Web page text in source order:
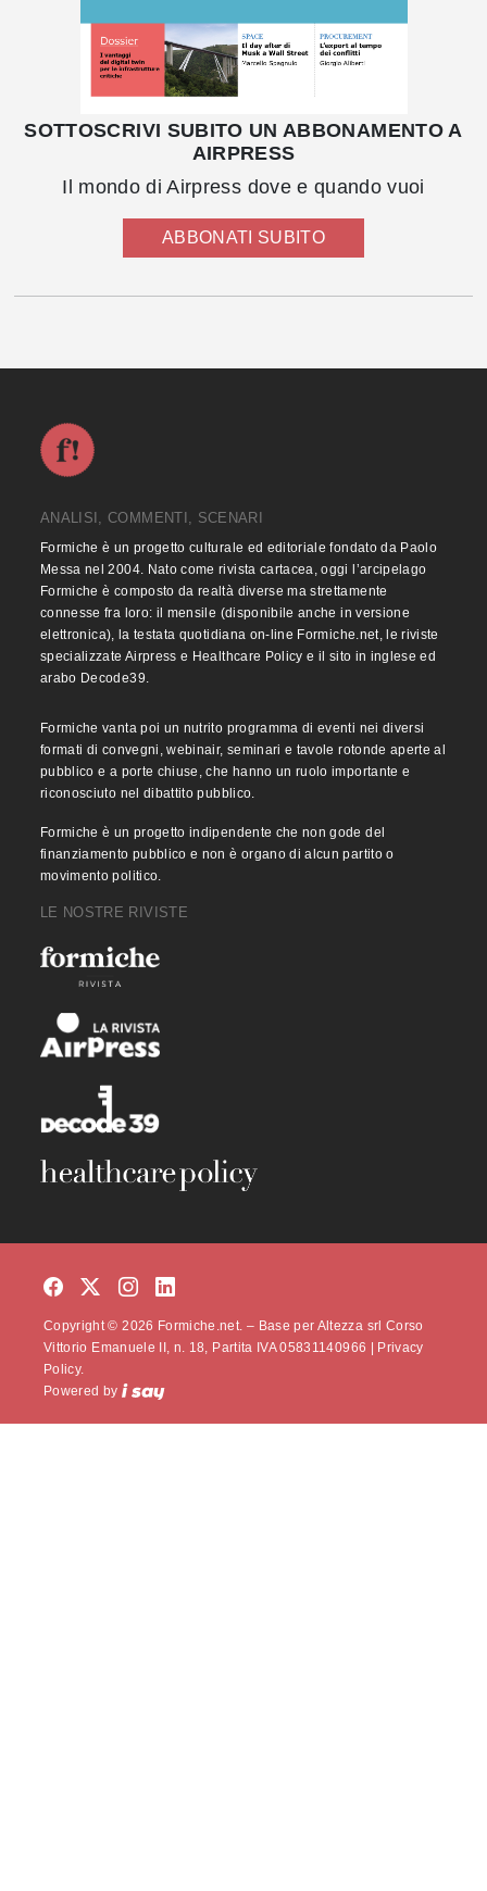
SOTTOSCRIVI SUBITO UN ABBONAMENTO A
AIRPRESS
Il mondo di Airpress dove e quando vuoi
ABBONATI SUBITO
ANALISI, COMMENTI, SCENARI
Formiche è un progetto culturale ed editoriale fondato da Paolo
Messa nel 2004. Nato come rivista cartacea, oggi l’arcipelago
Formiche è composto da realtà diverse ma strettamente
connesse fra loro: il mensile (disponibile anche in versione
elettronica), la testata quotidiana on-line Formiche.net, le riviste
specializzate Airpress e Healthcare Policy e il sito in inglese ed
arabo Decode39.
Formiche vanta poi un nutrito programma di eventi nei diversi
formati di convegni, webinair, seminari e tavole rotonde aperte al
pubblico e a porte chiuse, che hanno un ruolo importante e
riconosciuto nel dibattito pubblico.
Formiche è un progetto indipendente che non gode del
finanziamento pubblico e non è organo di alcun partito o
movimento politico.
LE NOSTRE RIVISTE
Copyright © 2026 Formiche.net. – Base per Altezza srl Corso
Vittorio Emanuele II, n. 18, Partita IVA 05831140966 | Privacy
Policy.
Powered by